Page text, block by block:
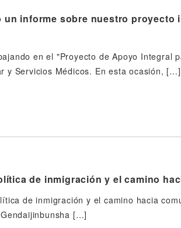
un informe sobre nuestro
en el "Proyecto de Apoyo
y Servicios Médicos. En esta ocasión, […]
de inmigración y el camino
de inmigración y el camino hacia
[…]